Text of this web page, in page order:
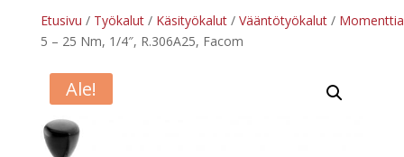
Etusivu / Työkalut/ Käsityökalut/ Vääntötyökalut/
5 – 25 Nm, 1/4″, R.306A25, Facom
Ale!